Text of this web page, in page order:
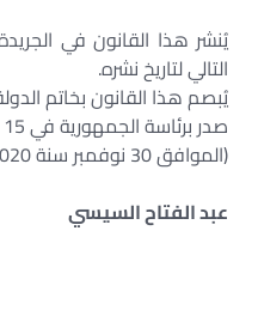
يُنشر هذا القانون في
التالي لتاريخ نشره.
يُبصم هذا القانون بخاتم
صدر برئاسة الجمهورية في 15 ربيع الآخر سنة 1442 هـ
(الموافق 30 نوفمبر سنة 2020) م
عبد الفتاح السيسي